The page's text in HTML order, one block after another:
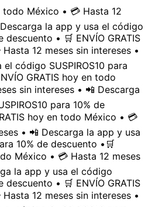
todo México • 💳 Hasta 12
la app y usa el código
descuento • 🛒 ENVÍO GRATIS
12 meses sin intereses •
código SUSPIROS10 para
GRATIS hoy en todo
sin intereses • 📲 Descarga
para 10% de
hoy en todo México • 💳
• 📲 Descarga la app y usa
10% de descuento • 🛒
México • 💳 Hasta 12 meses
la app y usa el código
descuento • 🛒 ENVÍO GRATIS
12 meses sin intereses •